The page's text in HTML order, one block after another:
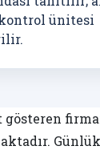
ünitesi
gösteren